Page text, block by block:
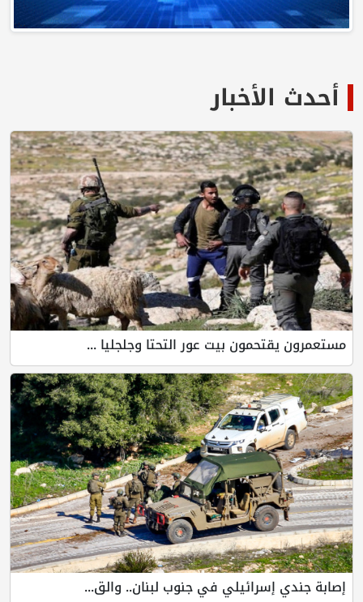
أحدث الأخبار
مستعمرون يقتحمون بيت عور التحتا وجلجليا ...
إصابة جندي إسرائيلي في جنوب لبنان.. والق...